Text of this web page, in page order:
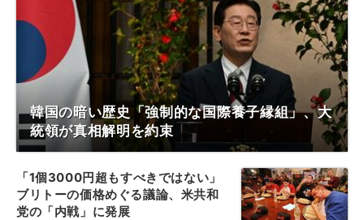
韓国の暗い歴史「強制的な国際養子縁組」、大
統領が真相解明を約束
「1個3000円超もすべきではない」
ブリトーの価格めぐる議論、米共和
党の「内戦」に発展